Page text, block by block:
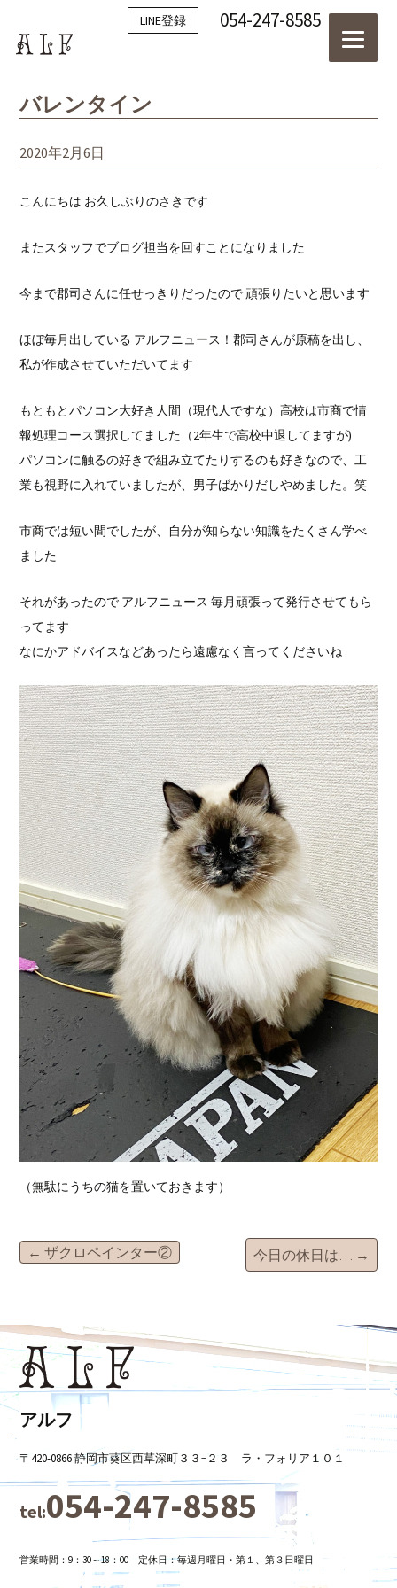
054-247-8585
LINE登録
バレンタイン
2020年2月6日
こんにちは お久しぶりのさきです
またスタッフでブログ担当を回すことになりました
今まで郡司さんに任せっきりだったので 頑張りたいと思います
ほぼ毎月出している アルフニュース！郡司さんが原稿を出し、
私が作成させていただいてます
もともとパソコン大好き人間（現代人ですな）高校は市商で情
報処理コース選択してました（2年生で高校中退してますが)
パソコンに触るの好きで組み立てたりするのも好きなので、工
業も視野に入れていましたが、男子ばかりだしやめました。笑
市商では短い間でしたが、自分が知らない知識をたくさん学べ
ました
それがあったので アルフニュース 毎月頑張って発行させてもら
ってます
なにかアドバイスなどあったら遠慮なく言ってくださいね
（無駄にうちの猫を置いておきます）
投
稿
ナ
ビ
ゲ
← ザクロペインター② 今日の休日は… →
アルフ
〒420-0866 静岡市葵区西草深町３３−２３ ラ・フォリア１０１
tel:054-247-8585
営業時間：9：30～18：00 定休日：毎週月曜日・第１、第３日曜日